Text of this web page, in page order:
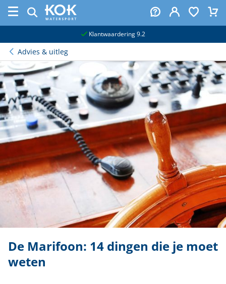
Klantwaardering 9.2
Advies & uitleg
De Marifoon: 14 dingen die je moet
weten